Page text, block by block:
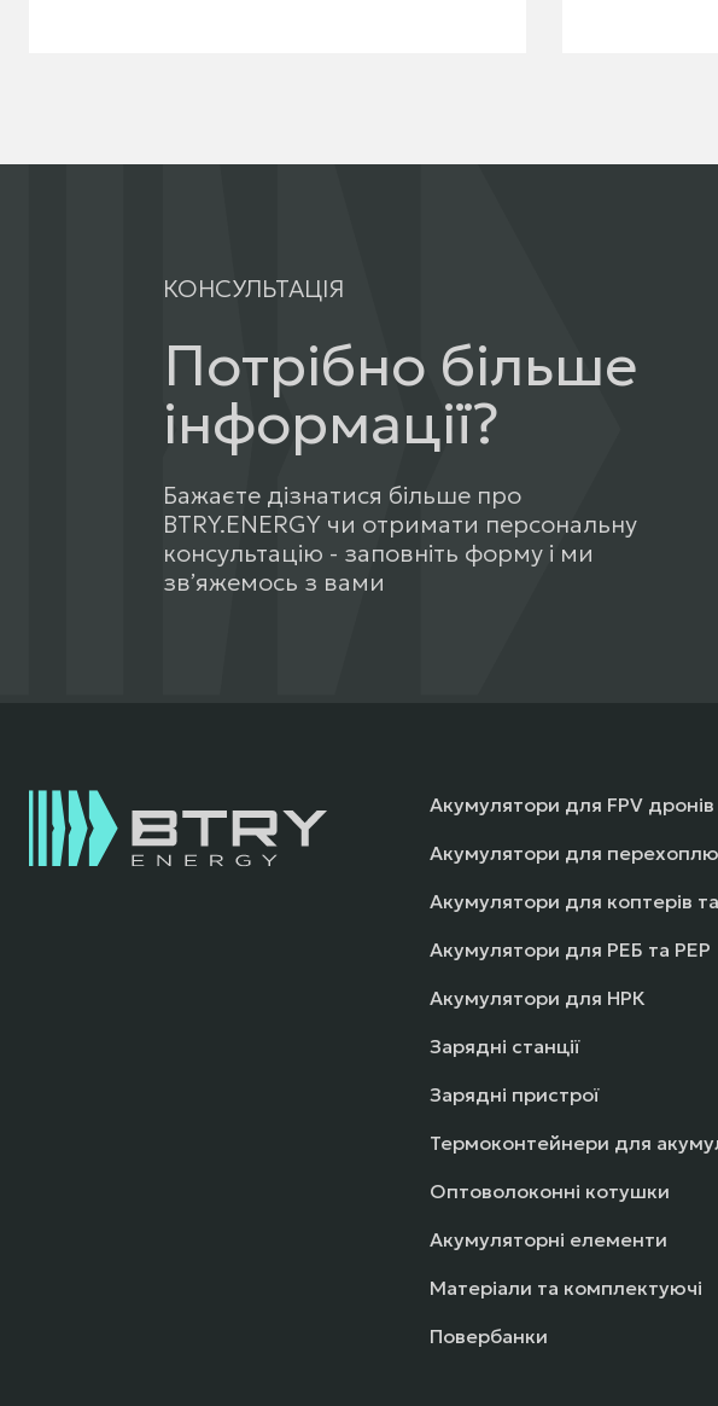
КОНСУЛЬТАЦІЯ
Потрібно більше
інформації?
Бажаєте дізнатися більше про
BTRY.ENERGY чи отримати персональну
консультацію - заповніть форму і ми
звʼяжемось з вами
Акумулятори для FPV дронів
Акумулятори для
Акумулятори для коптерів та
Акумулятори для РЕБ та РЕР
Акумулятори для НРК
Зарядні станції
Зарядні пристрої
Термоконтейнери для
Оптоволоконні котушки
Акумуляторні елементи
Матеріали та комплектуючі
Повербанки